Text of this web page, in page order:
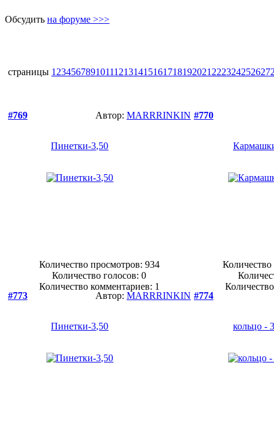
Обсудить на форуме >>>
страницы 1 23456789101112131415161718192021 222324252627
#769 Автор: MARRRINKIN
Пинетки-3,50
Количество просмотров: 934
Количество голосов:0
Количество комментариев: 1
#770
#773
Автор: MARRRINKIN
Пинетки-3,50
#774
кольцо -